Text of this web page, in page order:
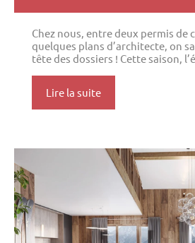
Chez nous, entre deux permis de
quelques plans d’architecte, on
tête des dossiers ! Cette saison,
Lire la suite